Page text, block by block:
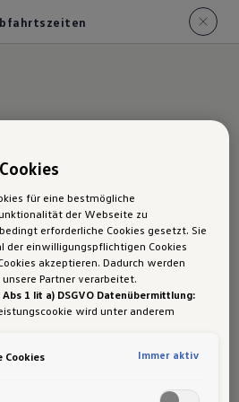
es
Ihr
macht sich
Modell fahren, können Sie
bestimmen,
und je nach
wann die Batterie geladen
für eine bestmögliche
der Webseite zu
erforderliche Cookies gesetzt. Sie
der einwilligungspflichtigen Cookies
akzeptieren. Dadurch werden
Partner verarbeitet.
1 lit a) DSGVO Datenübermittlung:
wird unter anderem
dort an die Google LLC) weitergibt.
Cookies Immer aktiv